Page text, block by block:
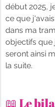
début 2025,
ce que
dans ma
objectifs que
seront ainsi
la suite.
📖 Le